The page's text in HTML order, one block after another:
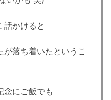
話かけると
が落ち着いたというこ
念にご飯でも